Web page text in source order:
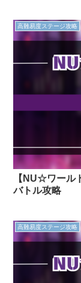
高難易度ステージ攻略
【NU☆ワール
バトル攻略
高難易度ステージ攻略